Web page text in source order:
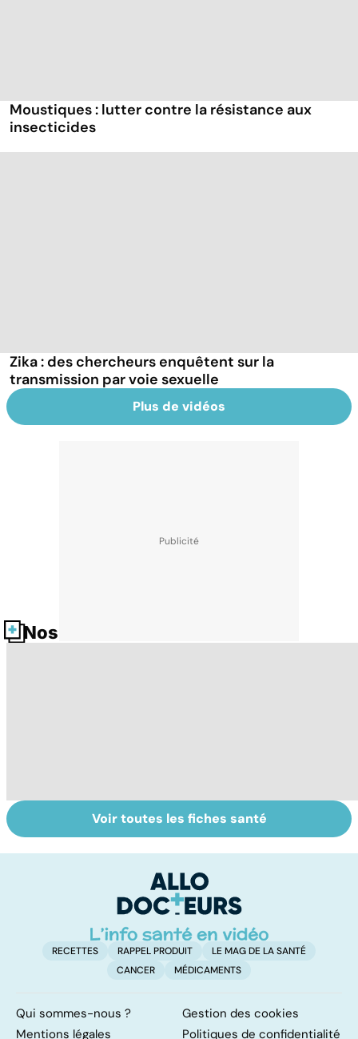
Moustiques : lutter contre la résistance aux
insecticides
Zika : des chercheurs enquêtent sur la
transmission par voie sexuelle
Plus de vidéos
Nos fiches santé
Tout savoir sur
les infections
Inflammation des
amygdales : que
d'angine ?
Voir toutes les fiches santé
RECETTES RAPPEL PRODUIT
LE MAG DE LA SANTÉ
CANCER
MÉDICAMENTS
Qui sommes-nous ?
Gestion des cookies
Mentions légales
Politiques de confidentialité